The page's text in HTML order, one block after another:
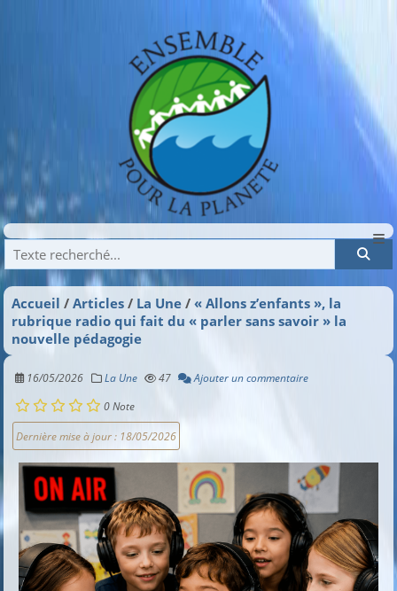
Recherche
Accueil Articles La Une
« Allons z’enfants », la
rubrique radio qui fait du « parler sans savoir » la
nouvelle pédagogie
16/05/2026 La Une 47 Ajouter un commentaire
0Note
Dernière mise à jour : 18/05/2026